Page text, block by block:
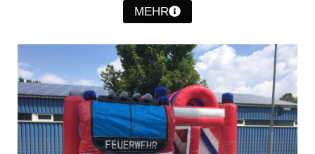
Christkindwiegen 2022
Christkindwiegen 2021
Christkindwiegen 2019
Christkindwiegen 2018
Christkindwiegen 2017
MEHR